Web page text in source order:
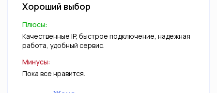
Хороший выбор
Плюсы:
Качественные IP, быстрое подключение, надежная
работа, удобный сервис.
Минусы:
Пока все нравится.